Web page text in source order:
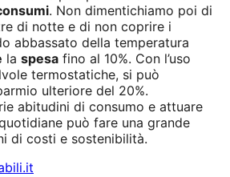
. Non dimentichiamo poi di
di notte e di non coprire i
abbassato della temperatura
la spesa fino al 10%. Con l’uso
termostatiche, si può
ulteriore del 20%.
abitudini di consumo e attuare
può fare una grande
di costi e sostenibilità.